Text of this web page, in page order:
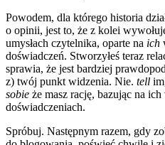
Powodem, dla którego historia
o opinii, jest to, że z kolei
umysłach czytelnika, oparte na ich
doświadczeń. Stworzyłeś teraz
sprawia, że jest bardziej
z) twój punkt widzenia. Nie. tell
sobie że masz rację, bazując na
doświadczeniach.
Spróbuj. Następnym razem, gdy